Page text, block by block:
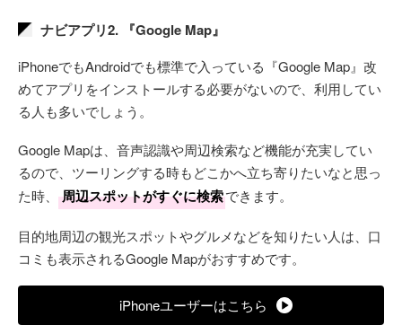
ナビアプリ2. 『Google Map』
iPhoneでもAndroidでも標準で入っている『Google Map』改
めてアプリをインストールする必要がないので、利用してい
る人も多いでしょう。
Google Mapは、音声認識や周辺検索など機能が充実してい
るので、ツーリングする時もどこかへ立ち寄りたいなと思っ
た時、
周辺スポットがすぐに検索できます。
目的地周辺の観光スポットやグルメなどを知りたい人は、口
コミも表示されるGoogle Mapがおすすめです。
iPhoneユーザーはこちら